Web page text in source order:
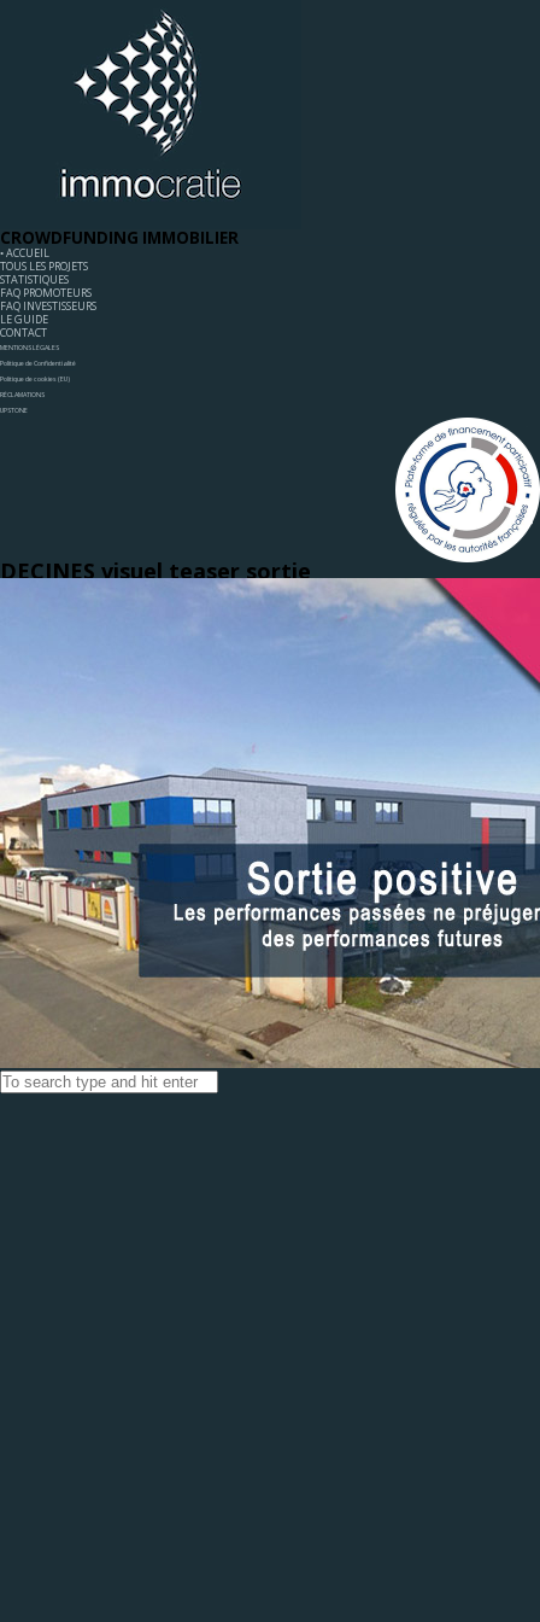
CROWDFUNDING IMMOBILIER
◦ ACCUEIL
TOUS LES PROJETS
STATISTIQUES
FAQ PROMOTEURS
FAQ INVESTISSEURS
LE GUIDE
CONTACT
MENTIONS LÉGALES
Politique de Confidentialité
Politique de cookies (EU)
RÉCLAMATIONS
UPSTONE
DECINES visuel teaser sortie